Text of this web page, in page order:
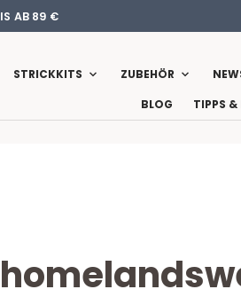
AB 89 €
STRICKKITS ZUBEHÖR
BLOG
TIPPS &